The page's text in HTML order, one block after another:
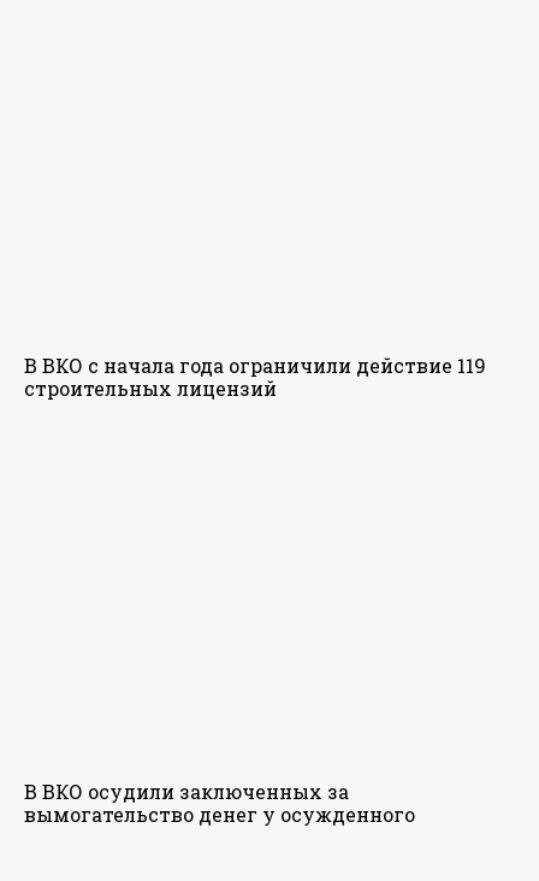
В ВКО с начала года ограничили действие 119
строительных лицензий
В ВКО осудили заключенных за
вымогательство денег у осужденного